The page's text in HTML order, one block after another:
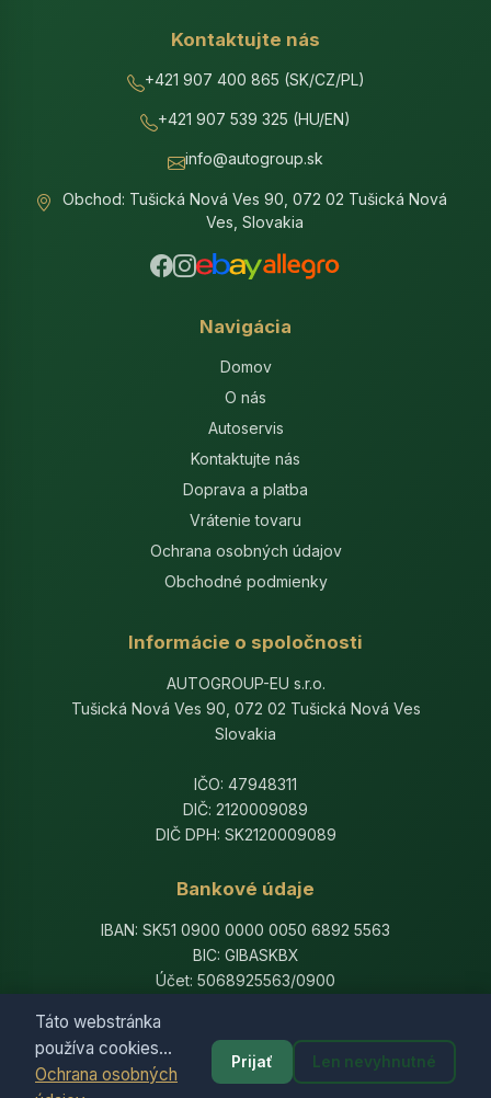
Táto webstránka
používa cookies...
Ochrana osobných
Prijať Len nevyhnutné
Kontaktujte nás
+421 907 400 865 (SK/CZ/PL)
+421 907 539 325 (HU/EN)
info@autogroup.sk
Obchod: Tušická Nová Ves 90, 072 02 Tušická Nová
Ves, Slovakia
Navigácia
Domov
O nás
Autoservis
Kontaktujte nás
Doprava a platba
Vrátenie tovaru
Ochrana osobných údajov
Obchodné podmienky
Informácie o spoločnosti
AUTOGROUP-EU s.r.o.
Tušická Nová Ves 90, 072 02 Tušická Nová Ves
Slovakia
IČO: 47948311
DIČ: 2120009089
DIČ DPH: SK2120009089
Bankové údaje
IBAN: SK51 0900 0000 0050 6892 5563
BIC: GIBASKBX
Účet: 5068925563/0900